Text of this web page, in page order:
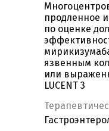
продленное
по оценке
язвенным
или
LUCENT 3